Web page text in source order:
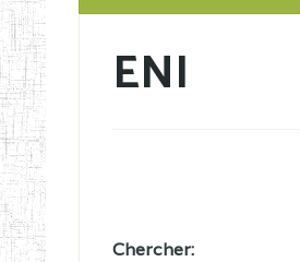
ENI
Chercher: